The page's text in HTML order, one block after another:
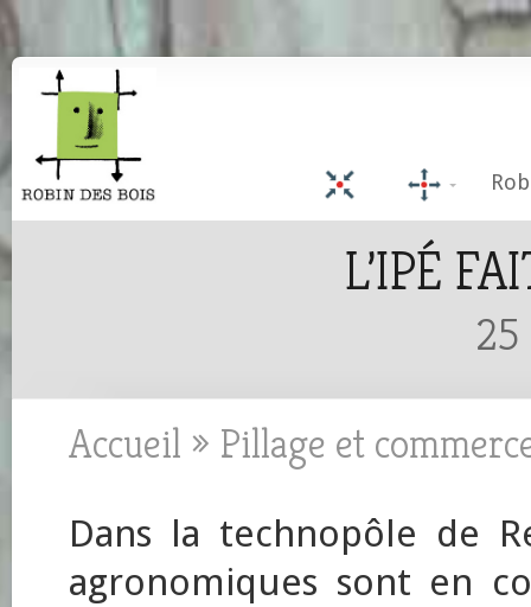
L’IPÉ
25
Accueil » Pillage et
Dans la technopôle de
agronomiques sont en